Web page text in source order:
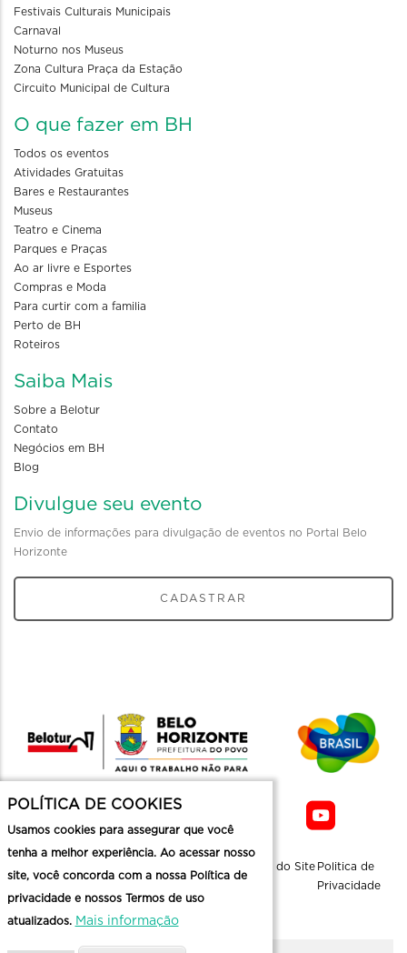
Festivais Culturais Municipais
Carnaval
Noturno nos Museus
Zona Cultura Praça da Estação
Circuito Municipal de Cultura
O que fazer em BH
Todos os eventos
Atividades Gratuitas
Bares e Restaurantes
Museus
Teatro e Cinema
Parques e Praças
Ao ar livre e Esportes
Compras e Moda
Para curtir com a familia
Perto de BH
Roteiros
Saiba Mais
Sobre a Belotur
Contato
Negócios em BH
Blog
Divulgue seu evento
Envio de informações para divulgação de eventos no Portal Belo
Horizonte
CADASTRAR
Mapa do Site Politica de
Privacidade
POLÍTICA DE COOKIES
Usamos cookies para assegurar que você
tenha a melhor experiência. Ao acessar nosso
site, você concorda com a nossa Política de
privacidade e nossos Termos de uso
atualizados. Mais informação